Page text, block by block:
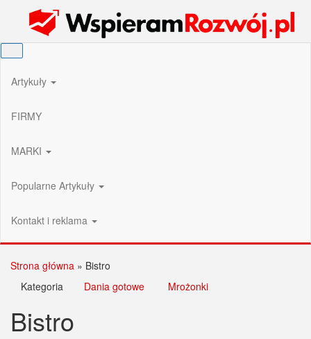
Wspieram Rozwój PL
Artykuły
FIRMY
MARKI
Popularne Artykuły
Kontakt i reklama
Strona główna » Bistro
Kategoria
Dania gotowe Mrożonki
Bistro